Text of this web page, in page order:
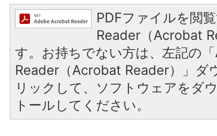
PDFファイルを閲
Reader（Acrobat
す。お持ちでない方は、左記の
Reader（Acrobat Reader）」ダ
リックして、ソフトウェアをダ
トールしてください。